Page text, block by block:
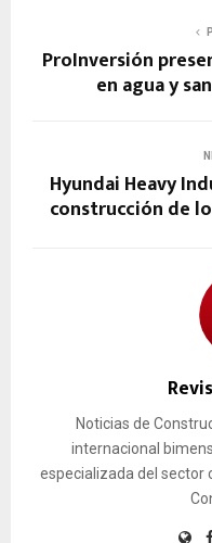
ProInversión
en agua y
Hyundai Heavy
construcción de
Noticias de
internacional
especializada del sector